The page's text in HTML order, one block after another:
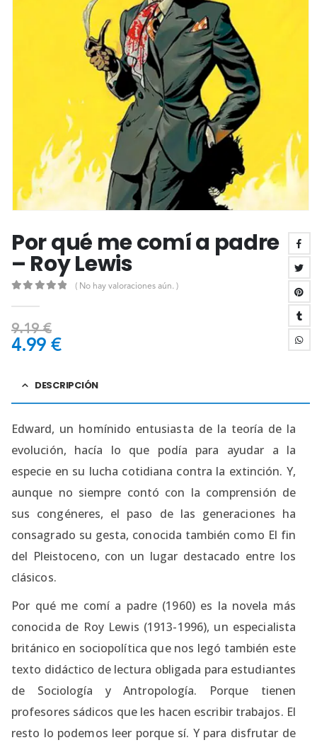
Por qué me comí a padre
– Roy Lewis
( No hay valoraciones aún. )
9.19€
4.99 €
DESCRIPCIÓN
Edward, un homínido entusiasta de la teoría de la
evolución, hacía lo que podía para ayudar a la
especie en su lucha cotidiana contra la extinción. Y,
aunque no siempre contó con la comprensión de
sus congéneres, el paso de las generaciones ha
consagrado su gesta, conocida también como El fin
del Pleistoceno, con un lugar destacado entre los
clásicos.
Por qué me comí a padre (1960) es la novela más
conocida de Roy Lewis (1913-1996), un especialista
británico en sociopolítica que nos legó también este
texto didáctico de lectura obligada para estudiantes
de Sociología y Antropología. Porque tienen
profesores sádicos que les hacen escribir trabajos. El
resto lo podemos leer porque sí. Y para disfrutar de